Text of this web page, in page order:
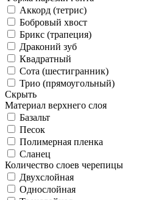
Аккорд (тетрис)
Бобровый хвост
Брикс (трапеция)
Драконий зуб
Квадратный
Сота (шестигранник)
Трио (прямоугольный)
Скрыть
Материал верхнего слоя
Базальт
Песок
Полимерная пленка
Сланец
Количество слоев черепицы
Двухслойная
Однослойная